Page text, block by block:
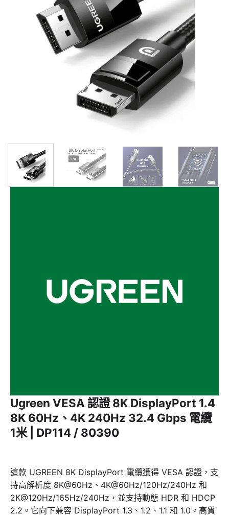
Ugreen VESA 認證 8K DisplayPort 1.4
8K 60Hz、4K 240Hz 32.4 Gbps 電纜
1米 | DP114 / 80390
這款 UGREEN 8K DisplayPort 電纜獲得 VESA 認證，支
持高解析度 8K@60Hz、4K@60Hz/120Hz/240Hz 和
2K@120Hz/165Hz/240Hz，並支持動態 HDR 和 HDCP
2.2。它向下兼容 DisplayPort 1.3、1.2、1.1 和 1.0。高質